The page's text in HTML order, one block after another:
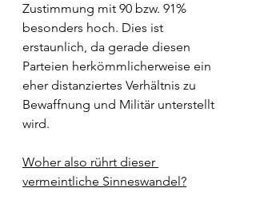
Zustimmung mit 90 bzw. 91%
besonders hoch. Dies ist
erstaunlich, da gerade diesen
Parteien herkömmlicherweise ein
eher distanziertes Verhältnis zu
Bewaffnung und Militär unterstellt
wird.
Woher also rührt dieser
vermeintliche Sinneswandel?